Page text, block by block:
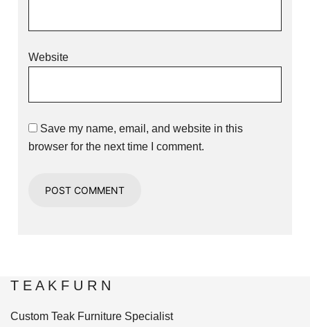
Website
Save my name, email, and website in this
browser for the next time I comment.
T E A K F U R N
Custom Teak Furniture Specialist